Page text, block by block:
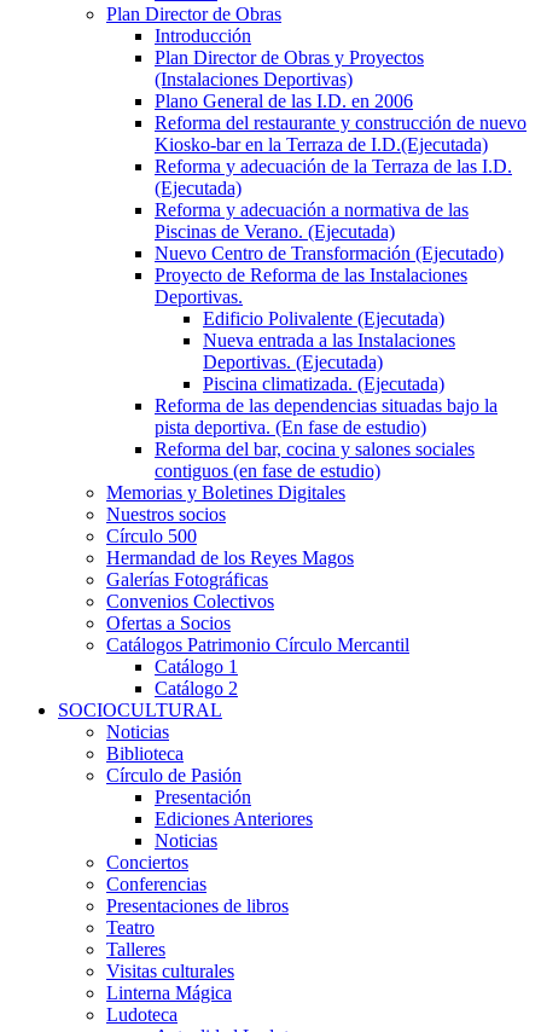
Plan Director de Obras
Introducción
Plan Director de Obras y Proyectos
(Instalaciones Deportivas)
Plano General de las I.D. en 2006
Reforma del restaurante y construcción de nuevo
Kiosko-bar en la Terraza de I.D.(Ejecutada)
Reforma y adecuación de la Terraza de las I.D.
(Ejecutada)
Reforma y adecuación a normativa de las
Piscinas de Verano. (Ejecutada)
Nuevo Centro de Transformación (Ejecutado)
Proyecto de Reforma de las Instalaciones
Deportivas.
Edificio Polivalente (Ejecutada)
Nueva entrada a las Instalaciones
Deportivas. (Ejecutada)
Piscina climatizada. (Ejecutada)
Reforma de las dependencias situadas bajo la
pista deportiva. (En fase de estudio)
Reforma del bar, cocina y salones sociales
contiguos (en fase de estudio)
Memorias y Boletines Digitales
Nuestros socios
Círculo 500
Hermandad de los Reyes Magos
Galerías Fotográficas
Convenios Colectivos
Ofertas a Socios
Catálogos Patrimonio Círculo Mercantil
Catálogo 1
Catálogo 2
SOCIOCULTURAL
Noticias
Biblioteca
Círculo de Pasión
Presentación
Ediciones Anteriores
Noticias
Conciertos
Conferencias
Presentaciones de libros
Teatro
Talleres
Visitas culturales
Linterna Mágica
Ludoteca